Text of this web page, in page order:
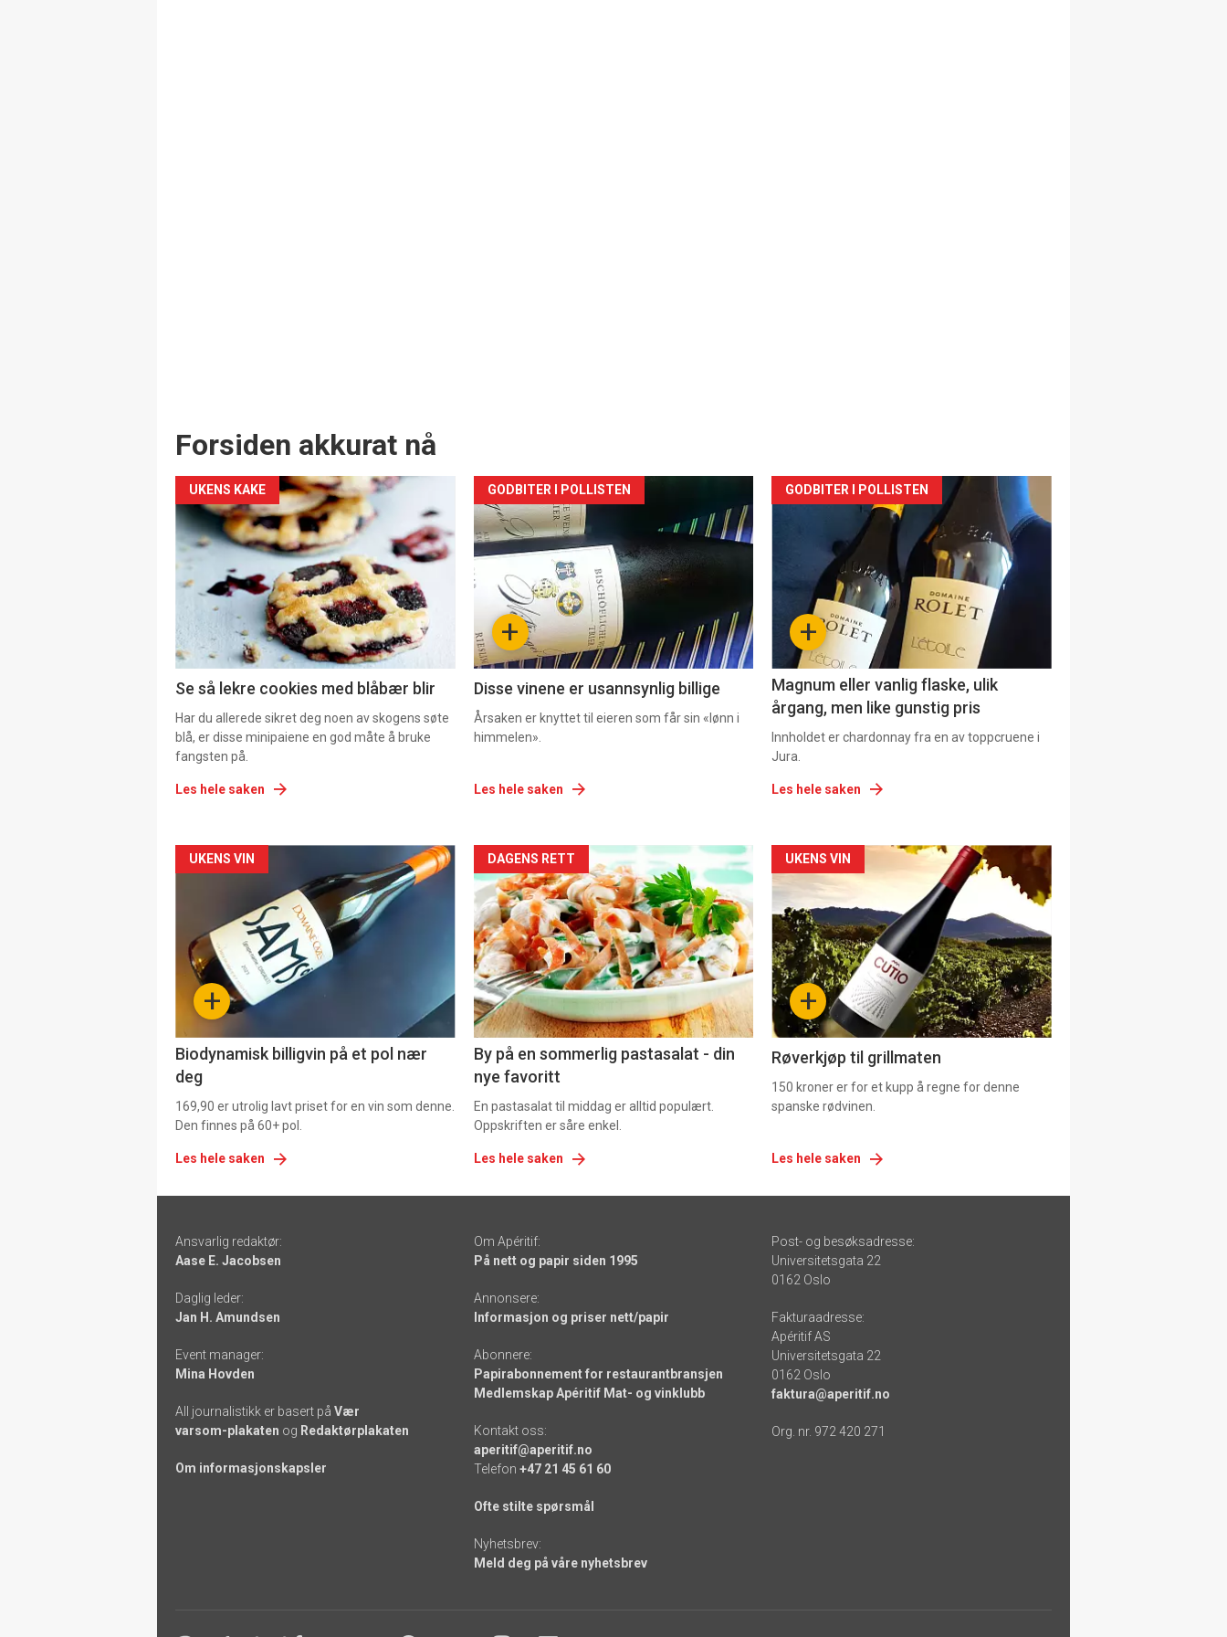
Forsiden akkurat nå
UKENS KAKE
Se så lekre cookies med blåbær blir
Har du allerede sikret deg noen av skogens søte
blå, er disse minipaiene en god måte å bruke
fangsten på.
Les hele saken
Forsiden
akkurat
nå
2 +
GODBITER I POLLISTEN
Disse vinene er usannsynlig billige
Årsaken er knyttet til eieren som får sin «lønn i
himmelen».
Les hele saken
Forsiden
akkurat
nå
+
GODBITER I POLLISTEN
Magnum eller vanlig flaske, ulik
årgang, men like gunstig pris
Innholdet er chardonnay fra en av toppcruene i
Jura.
Les hele saken
Forsiden
akkurat
nå
-
+
UKENS VIN
Biodynamisk billigvin på et pol nær
deg
169,90 er utrolig lavt priset for en vin som denne.
Den finnes på 60+ pol.
Les hele saken
Forsiden
akkurat
nå
-
5
DAGENS RETT
By på en sommerlig pastasalat - din
nye favoritt
En pastasalat til middag er alltid populært.
Oppskriften er såre enkel.
Les hele saken
Forsiden
akkurat
nå
-
6 +
UKENS VIN
Røverkjøp til grillmaten
150 kroner er for et kupp å regne for denne
spanske rødvinen.
Les hele saken
-
links
Ansvarlig redaktør:
Aase E. Jacobsen
Daglig leder:
Jan H. Amundsen
Event manager:
Mina Hovden
All journalistikk er basert på Vær
varsom-plakaten og Redaktørplakaten
Om informasjonskapsler
Om Apéritif:
På nett og papir siden 1995
Annonsere:
Informasjon og priser nett/papir
Abonnere:
Papirabonnement for restaurantbransjen
Medlemskap Apéritif Mat- og vinklubb
Kontakt oss:
aperitif@aperitif.no
Telefon +47 21 45 61 60
Ofte stilte spørsmål
Nyhetsbrev:
Meld deg på våre nyhetsbrev
Post- og besøksadresse:
Universitetsgata 22
0162 Oslo
Fakturaadresse:
Apéritif AS
Universitetsgata 22
0162 Oslo
faktura@aperitif.no
Org. nr. 972 420 271
Footer